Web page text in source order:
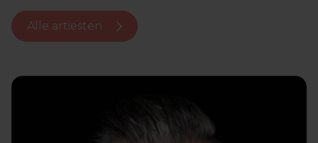
Alle artiesten